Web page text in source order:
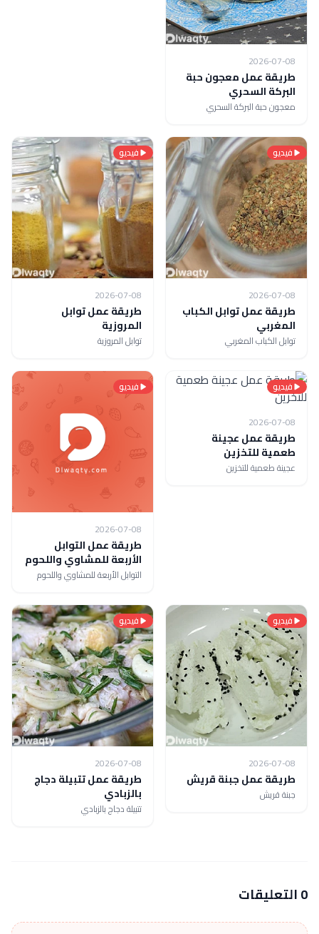
2026-07-08
طريقة عمل معجون حبة
البركة السحري
معجون حبة البركة السحري
فيديو
2026-07-08
طريقة عمل توابل الكباب
المغربي
توابل الكباب المغربي
فيديو
2026-07-08
طريقة عمل توابل
المروزية
توابل المروزية
فيديو
2026-07-08
طريقة عمل عجينة
طعمية للتخزين
عجينة طعمية للتخزين
فيديو
2026-07-08
طريقة عمل التوابل
الأربعة للمشاوي واللحوم
التوابل الأربعة للمشاوي واللحوم
فيديو
2026-07-08
طريقة عمل جبنة قريش
جبنة قريش
فيديو
2026-07-08
طريقة عمل تتبيلة دجاج
بالزبادي
تتبيلة دجاج بالزبادي
0 التعليقات